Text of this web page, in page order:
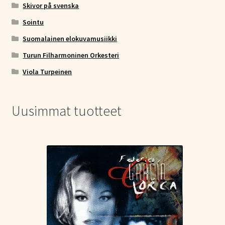
Skivor på svenska
Sointu
Suomalainen elokuvamusiikki
Turun Filharmoninen Orkesteri
Viola Turpeinen
Uusimmat tuotteet